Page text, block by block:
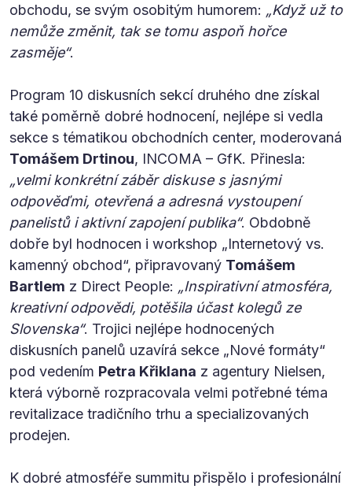
obchodu, se svým osobitým humorem: „Když už to
nemůže změnit, tak se tomu aspoň hořce
zasměje“.
Program 10 diskusních sekcí druhého dne získal
také poměrně dobré hodnocení, nejlépe si vedla
sekce s tématikou obchodních center, moderovaná
Tomášem Drtinou, INCOMA – GfK. Přinesla:
„velmi konkrétní záběr diskuse s jasnými
odpověďmi, otevřená a adresná vystoupení
panelistů i aktivní zapojení publika“. Obdobně
dobře byl hodnocen i workshop „Internetový vs.
kamenný obchod“, připravovaný Tomášem
Bartlem z Direct People: „Inspirativní atmosféra,
kreativní odpovědi, potěšila účast kolegů ze
Slovenska“. Trojici nejlépe hodnocených
diskusních panelů uzavírá sekce „Nové formáty“
pod vedením Petra Křiklana z agentury Nielsen,
která výborně rozpracovala velmi potřebné téma
revitalizace tradičního trhu a specializovaných
prodejen.
K dobré atmosféře summitu přispělo i profesionální